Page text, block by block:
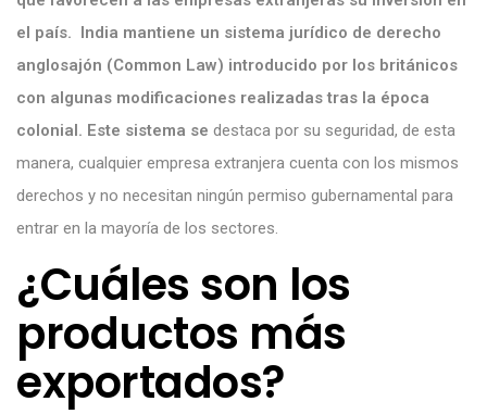
el país. India mantiene un sistema jurídico de derecho
anglosajón (Common Law) introducido por los británicos
con algunas modificaciones realizadas tras la época
colonial. Este sistema se destaca por su seguridad, de esta
manera, cualquier empresa extranjera cuenta con los mismos
derechos y no necesitan ningún permiso gubernamental para
entrar en la mayoría de los sectores.
¿Cuáles son los
productos más
exportados?